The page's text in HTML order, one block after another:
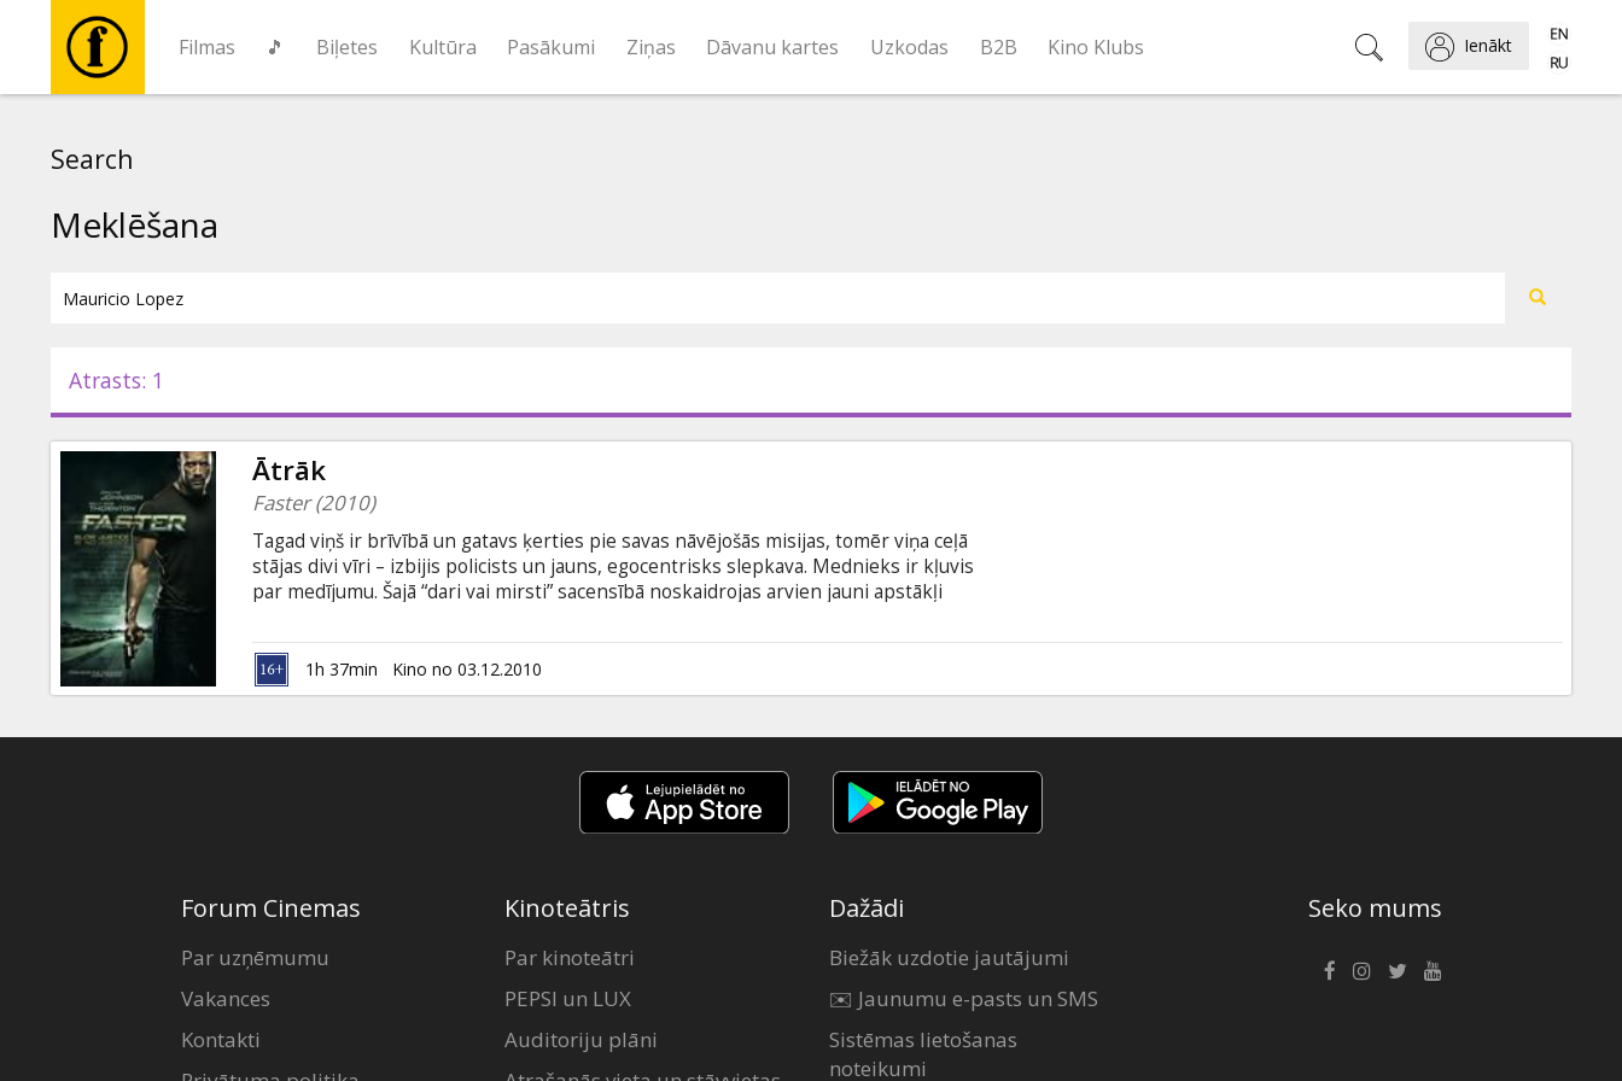
Filmas 🎵 Biļetes Kultūra Pasākumi Ziņas Dāvanu kartes Uzkodas B2B Kino Klubs Ienākt
Pasākumi
Ziņas
Dāvanu
kartes
Uzkodas
B2B
Search
Meklēšana
Atrasts: 1
Ātrāk
Faster (2010)
Tagad viņš ir brīvībā un gatavs ķerties pie savas nāvējošās misijas, tomēr viņa ceļā
stājas divi vīri – izbijis policists un jauns, egocentrisks slepkava. Mednieks ir kļuvis
par medījumu. Šajā “dari vai mirsti” sacensībā noskaidrojas arvien jauni apstākļi
Braucēja padarāmo letu saraksts tikai pieaug.
1h 37min Kino no 03.12.2010
Forum Cinemas
Par uzņēmumu
Vakances
Kontakti
Kinoteātris
Par kinoteātri
PEPSI un LUX
Auditoriju plāni
Dažādi
Biežāk uzdotie jautājumi
✉️ Jaunumu e-pasts un SMS
Sistēmas lietošanas
noteikumi
Seko mums